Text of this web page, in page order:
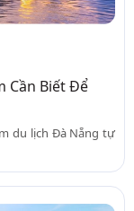
Cần Biết Để
du lịch Đà Nẵng tự